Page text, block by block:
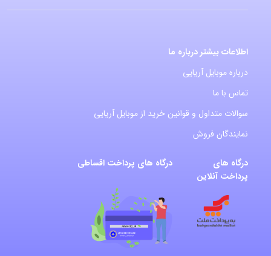
اطلاعات بیشتر درباره ما
درباره موبایل آریایی
تماس با ما
سوالات متداول و قوانین خرید از موبایل آریایی
نمایندگان فروش
درگاه های
پرداخت آنلاین
درگاه های پرداخت اقساطی